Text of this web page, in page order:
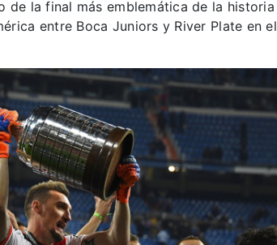
de la final más emblemática de la historia
entre Boca Juniors y River Plate en el